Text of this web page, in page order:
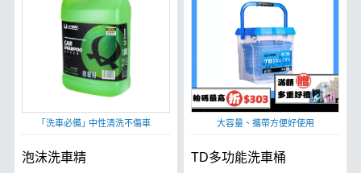
｢洗車必備｣ 中性清洗不傷車
泡沫洗車精
大容量、攜帶方便好使用
TD多功能洗車桶